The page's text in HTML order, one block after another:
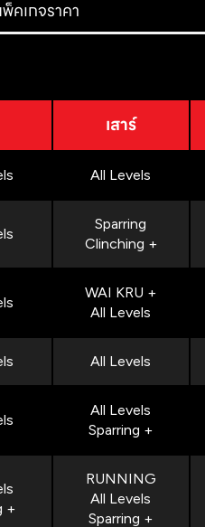
พ็คเกจราคา
เสาร์
All Levels
Sparring
Clinching +
WAI KRU +
All Levels
All Levels
All Levels
Sparring +
+
RUNNING
All Levels
Sparring +